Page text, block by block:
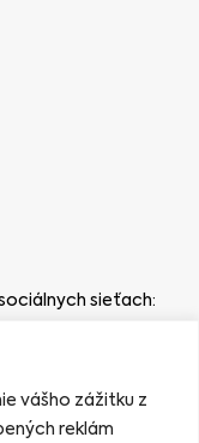
vášho zážitku z
reklám
sieťach: